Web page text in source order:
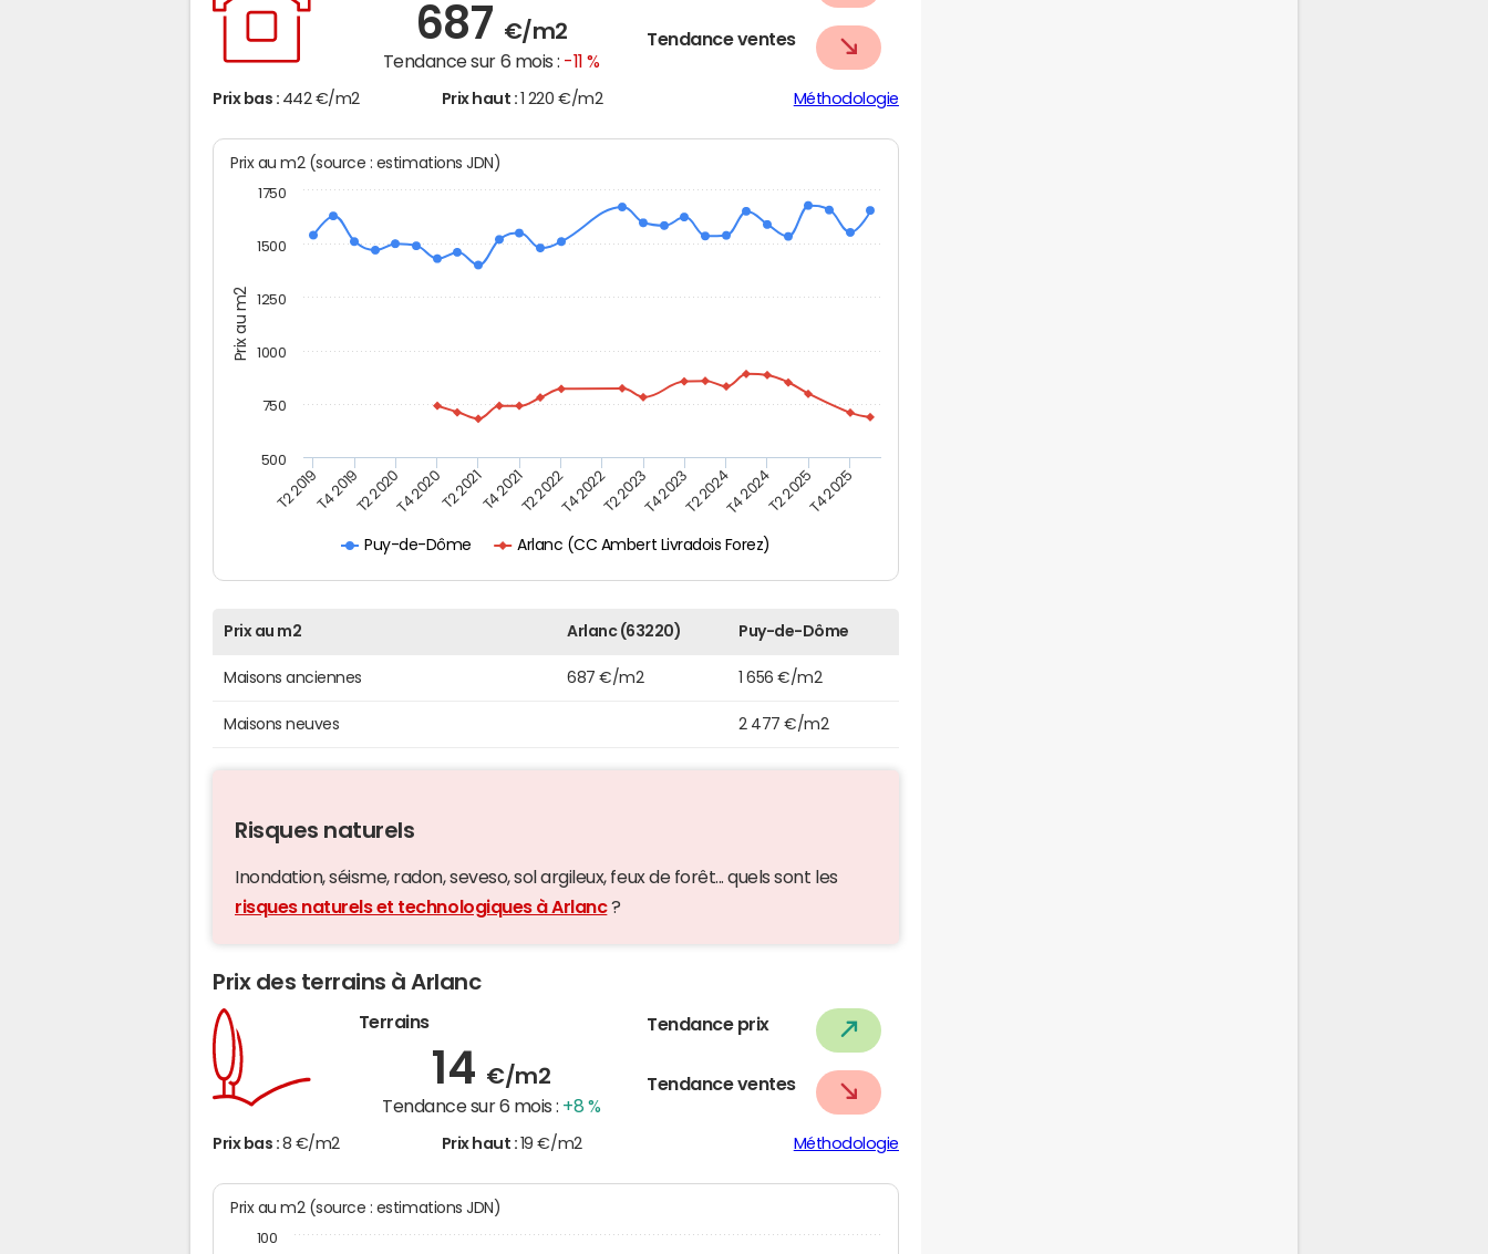
687 €/m2
Tendance sur 6 mois : -11 %
Tendance ventes
Prix bas : 442 €/m2 Prix haut : 1 220 €/m2 Méthodologie
Prix au m2
Prix au m2 (source : estimations JDN)
Puy-de-Dôme Arlanc (CC Ambert Livradois Forez)
T2 2019T4 2019T2 2020T4 2020T2 2021T4 2021T2 2022T4 2022T2 2023T4 2023T2 2024T4 2024T2 2025T4 2025
500
750
1000
1250
1500
1750
Prix au m2 Arlanc (63220) Puy-de-Dôme
Maisons anciennes 687 €/m2 1 656 €/m2
Maisons neuves 2 477 €/m2
Risques naturels
Inondation, séisme, radon, seveso, sol argileux, feux de forêt... quels sont les
risques naturels et technologiques à Arlanc?
Prix des terrains à Arlanc
Terrains
14 €/m2
Tendance sur 6 mois : +8 %
Tendance prix
Tendance ventes
Prix bas : 8 €/m2 Prix haut : 19 €/m2 Méthodologie
Prix au m2 (source : estimations JDN)
100